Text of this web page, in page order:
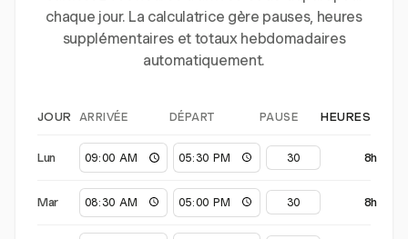
chaque jour. La calculatrice gère pauses, heures
supplémentaires et totaux hebdomadaires
automatiquement.
JOUR ARRIVÉE DÉPART PAUSE HEURES
Lun 8h
Mar 8h